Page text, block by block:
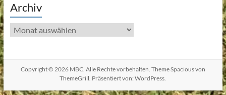
Archiv
Archiv
Copyright © 2026 MBC. Alle Rechte vorbehalten. ThemeSpaciousvon
ThemeGrill. Präsentiert von:WordPress.